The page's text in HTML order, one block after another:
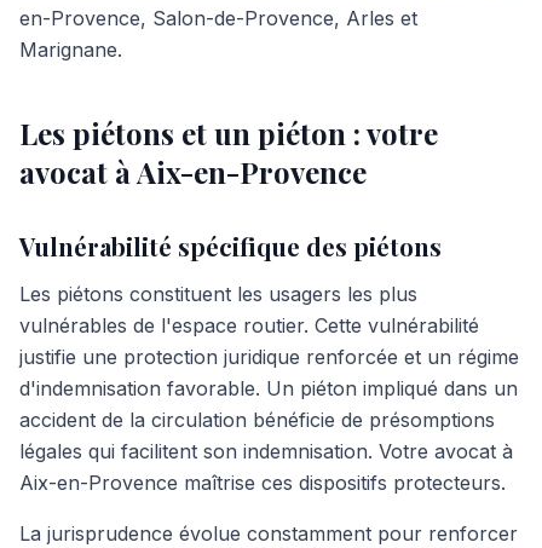
en-Provence, Salon-de-Provence, Arles et
Marignane.
Les piétons et un piéton : votre
avocat à Aix-en-Provence
Vulnérabilité spécifique des piétons
Les piétons constituent les usagers les plus
vulnérables de l'espace routier. Cette vulnérabilité
justifie une protection juridique renforcée et un régime
d'indemnisation favorable. Un piéton impliqué dans un
accident de la circulation bénéficie de présomptions
légales qui facilitent son indemnisation. Votre avocat à
Aix-en-Provence maîtrise ces dispositifs protecteurs.
La jurisprudence évolue constamment pour renforcer